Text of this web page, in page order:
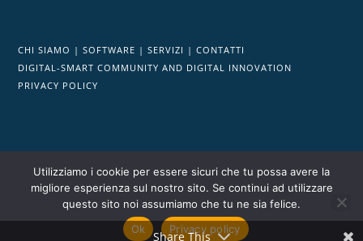
CHI SIAMO |SOFTWARE |SERVIZI |CONTATTI
DIGITAL-SMART COMMUNITY AND DIGITAL INNOVATION
PRIVACY POLICY
Powered by DigitalPA srl P.I/C.F. 03553050927|REA: CA - 280392
| Cap. Soc.: € 105.000,00 i.v.
Share This
Utilizziamo i cookie per essere sicuri che tu possa avere la
migliore esperienza sul nostro sito. Se continui ad utilizzare
questo sito noi assumiamo che tu ne sia felice.
Ok
Privacy policy